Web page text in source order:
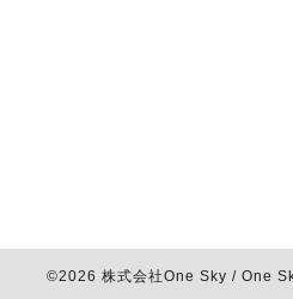
©2026 株式会社One Sky / One